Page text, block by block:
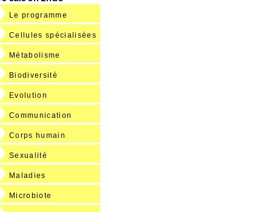
Le programme
Cellules spécialisées
Métabolisme
Biodiversité
Evolution
Communication
Corps humain
Sexualité
Maladies
Microbiote